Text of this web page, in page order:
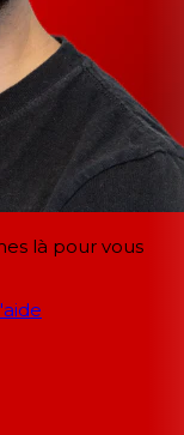
là pour vous